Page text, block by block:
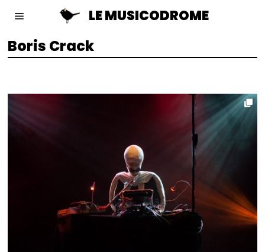
LE MUSICODROME
Boris Crack